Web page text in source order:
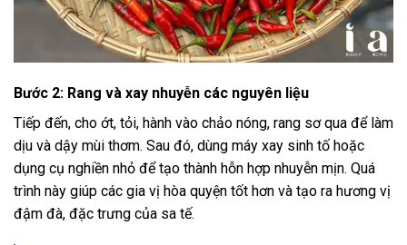
Bước 2: Rang và xay nhuyễn các nguyên liệu
Tiếp đến, cho ớt, tỏi, hành vào chảo nóng, rang sơ qua để làm
dịu và dậy mùi thơm. Sau đó, dùng máy xay sinh tố hoặc
dụng cụ nghiền nhỏ để tạo thành hỗn hợp nhuyễn mịn. Quá
trình này giúp các gia vị hòa quyện tốt hơn và tạo ra hương vị
đậm đà, đặc trưng của sa tế.